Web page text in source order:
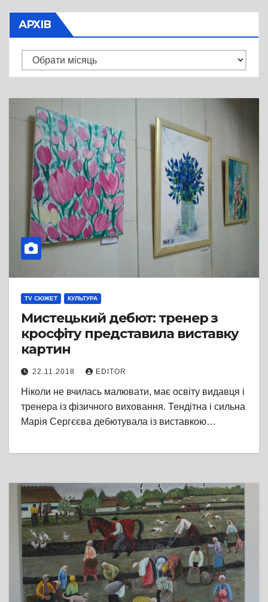
АРХІВ
Архів
TV СЮЖЕТ КУЛЬТУРА
Мистецький дебют: тренер з
кросфіту представила виставку
картин
22.11.2018 EDITOR
Ніколи не вчилась малювати, має освіту видавця і
тренера із фізичного виховання. Тендітна і сильна
Марія Сергєєва дебютувала із виставкою…